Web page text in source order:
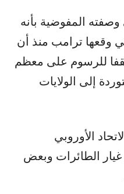
المفوضية بأنه
وقعها ترامب منذ أن
للرسوم على معظم
إلى الولايات
الأوروبي
الطائرات وبعض